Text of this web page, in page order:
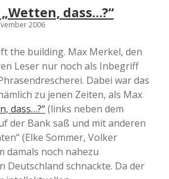
dass…?“
2006
the building. Max Merkel, den
Leser nur noch als Inbegriff
Dabei war das
zu jenen Zeiten, als Max
dass…?“(links neben dem
der Bank saß und mit anderen
(Elke Sommer, Volker
damals noch nahezu
Deutschland schnackte. Da der